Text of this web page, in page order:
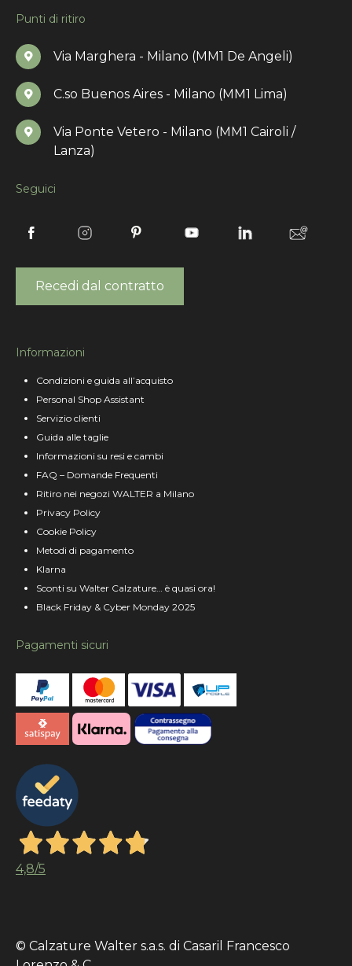
Punti di ritiro
Via Marghera - Milano (MM1 De Angeli)
C.so Buenos Aires - Milano (MM1 Lima)
Via Ponte Vetero - Milano (MM1 Cairoli /
Lanza)
Seguici
Recedi dal contratto
Informazioni
Condizioni e guida all’acquisto
Personal Shop Assistant
Servizio clienti
Guida alle taglie
Informazioni su resi e cambi
FAQ – Domande Frequenti
Ritiro nei negozi WALTER a Milano
Privacy Policy
Cookie Policy
Metodi di pagamento
Klarna
Sconti su Walter Calzature… è quasi ora!
Black Friday & Cyber Monday 2025
Pagamenti sicuri
4,8/5
© Calzature Walter s.a.s. di Casaril Francesco